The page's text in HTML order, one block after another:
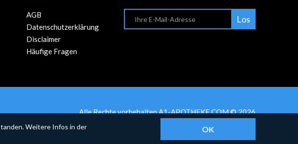
AGB
Datenschutzerklärung
Disclaimer
Häufige Fragen
Los
Alle Rechte vorbehalten A1-APOTHEKE.COM © 2026
Weitere Infos in der
OK